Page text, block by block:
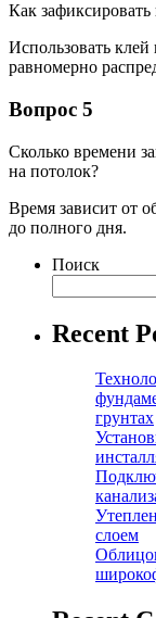
Как
Использовать
равномерно
Вопрос 5
Сколько времени
на потолок?
Время зависит от
до полного дня.
Поиск
Recent
грунтах
слоем